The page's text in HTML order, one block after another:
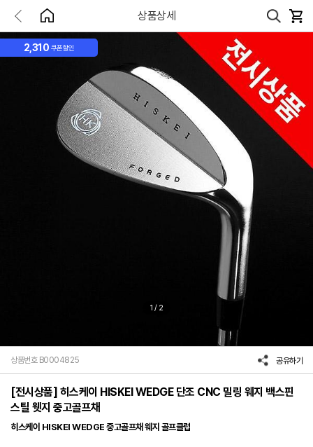
상품상세
2,310 쿠폰할인
1 / 2
상품번호 B0004825 공유하기
[전시상품] 히스케이 HISKEI WEDGE 단조 CNC 밀링 웨지 백스핀
스틸 웻지 중고골프채
히스케이 HISKEI WEDGE 중고골프채 웨지 골프클럽